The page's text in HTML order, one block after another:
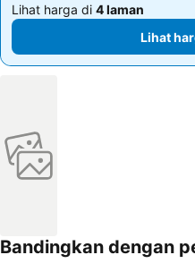
Lihat harga di 4 laman
Lihat
Lihat harga di 4 laman
Lihat
Bandingkan dengan